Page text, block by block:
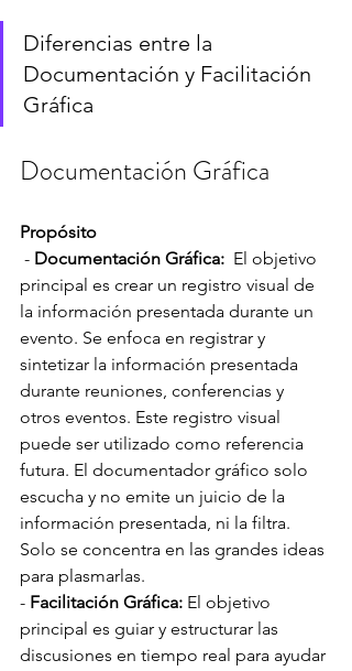
Diferencias entre la
Documentación y Facilitación
Gráfica
Documentación Gráfica
Propósito
- Documentación Gráfica:
  El objetivo
principal es crear un registro visual de
la información presentada durante un
evento. Se enfoca en registrar y
sintetizar la información presentada
durante reuniones, conferencias y
otros eventos. Este registro visual
puede ser utilizado como referencia
futura. El documentador gráfico solo
escucha y no emite un juicio de la
información presentada, ni la filtra.
Solo se concentra en las grandes ideas
para plasmarlas.
- Facilitación Gráfica: El objetivo
principal es guiar y estructurar las
discusiones en tiempo real para ayudar